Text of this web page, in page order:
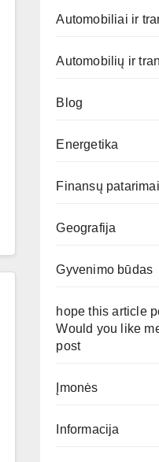
Automobiliai ir
Automobilių ir
Blog
Energetika
Finansų patarimai
Geografija
Gyvenimo būdas
hope this article
Would you like
post
Įmonės
Informacija